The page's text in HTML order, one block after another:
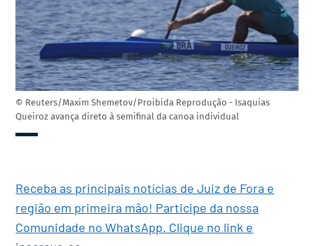
© Reuters/Maxim Shemetov/Proibida Reprodução - Isaquias
Queiroz avança direto à semifinal da canoa individual
Receba as principais notícias de Juiz de Fora e
região em primeira mão! Participe da nossa
Comunidade no WhatsApp. Clique no link e